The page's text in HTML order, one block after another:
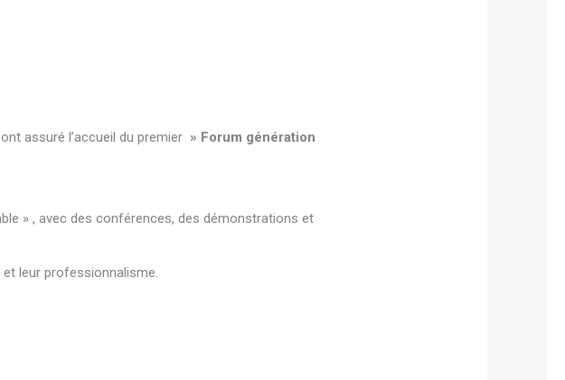
assuré l’accueil du premier » Forum génération
» , avec des conférences, des démonstrations et
leur professionnalisme.